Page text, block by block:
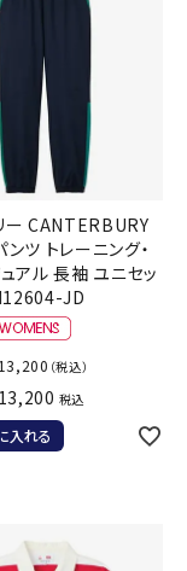
ー CANTERBURY
ツ トレーニング・
アル 長袖 ユニセッ
JD
13,200 （税込）
13,200 税込
入れる